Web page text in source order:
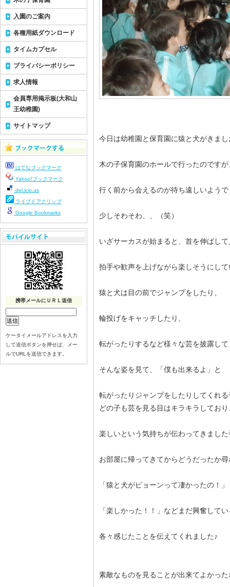
今日は幼稚園と保育園に猿と犬がきまし
木の子保育園のホールで行ったのですが
行く前から会えるのが待ち遠しいようで
少しそわそわ、、（笑）
いざサーカスが始まると、首を伸ばし
拍手や歓声を上げながら楽しそうにし
猿と犬は目の前でジャンプをしたり、
輪投げをキャッチしたり、
転がったりするなど様々な芸を披露し
そんな姿を見て、「僕も出来るよ」と
転がったりジャンプをしたりしてくれ
どの子も芸を見る目はキラキラしており
楽しいという気持ちが伝わってきました
お部屋に帰ってきてからどうだったか
「猿と犬がピョーンって凄かったの！」
「楽しかった！！」などまだ興奮して
各々感じたことを伝えてくれました♪
素敵なものを見ることが出来てよかっ
入園のご案内
各種用紙ダウンロード
タイムカプセル
プライバシーポリシー
求人情報
会員専用掲示板(大和山
王幼稚園)
サイトマップ
はてなブックマーク
Yahoo!ブックマーク
del.icio.us
ライブドアクリップ
Google Bookmarks
携帯メールにＵＲＬ送信
ケータイメールアドレスを入力
して送信ボタンを押せば、メー
ルでURLを送信できます。